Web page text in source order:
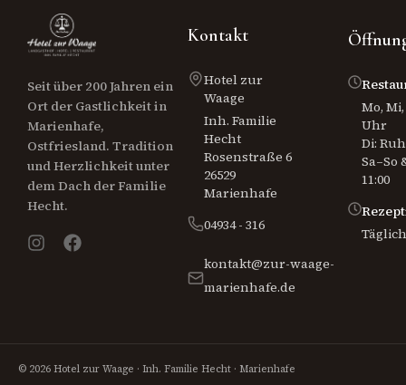
Seit über 200 Jahren ein
Ort der Gastlichkeit in
Marienhafe,
Ostfriesland. Tradition
und Herzlichkeit unter
dem Dach der Familie
Hecht.
Kontakt
Hotel zur
Waage
Inh. Familie
Hecht
Rosenstraße 6
26529
Marienhafe
04934 - 316
kontakt@zur-waage-
marienhafe.de
Mo, Mi,
Uhr
Di:
Sa–So
11:00
© 2026 Hotel zur Waage · Inh. Familie Hecht · Marienhafe